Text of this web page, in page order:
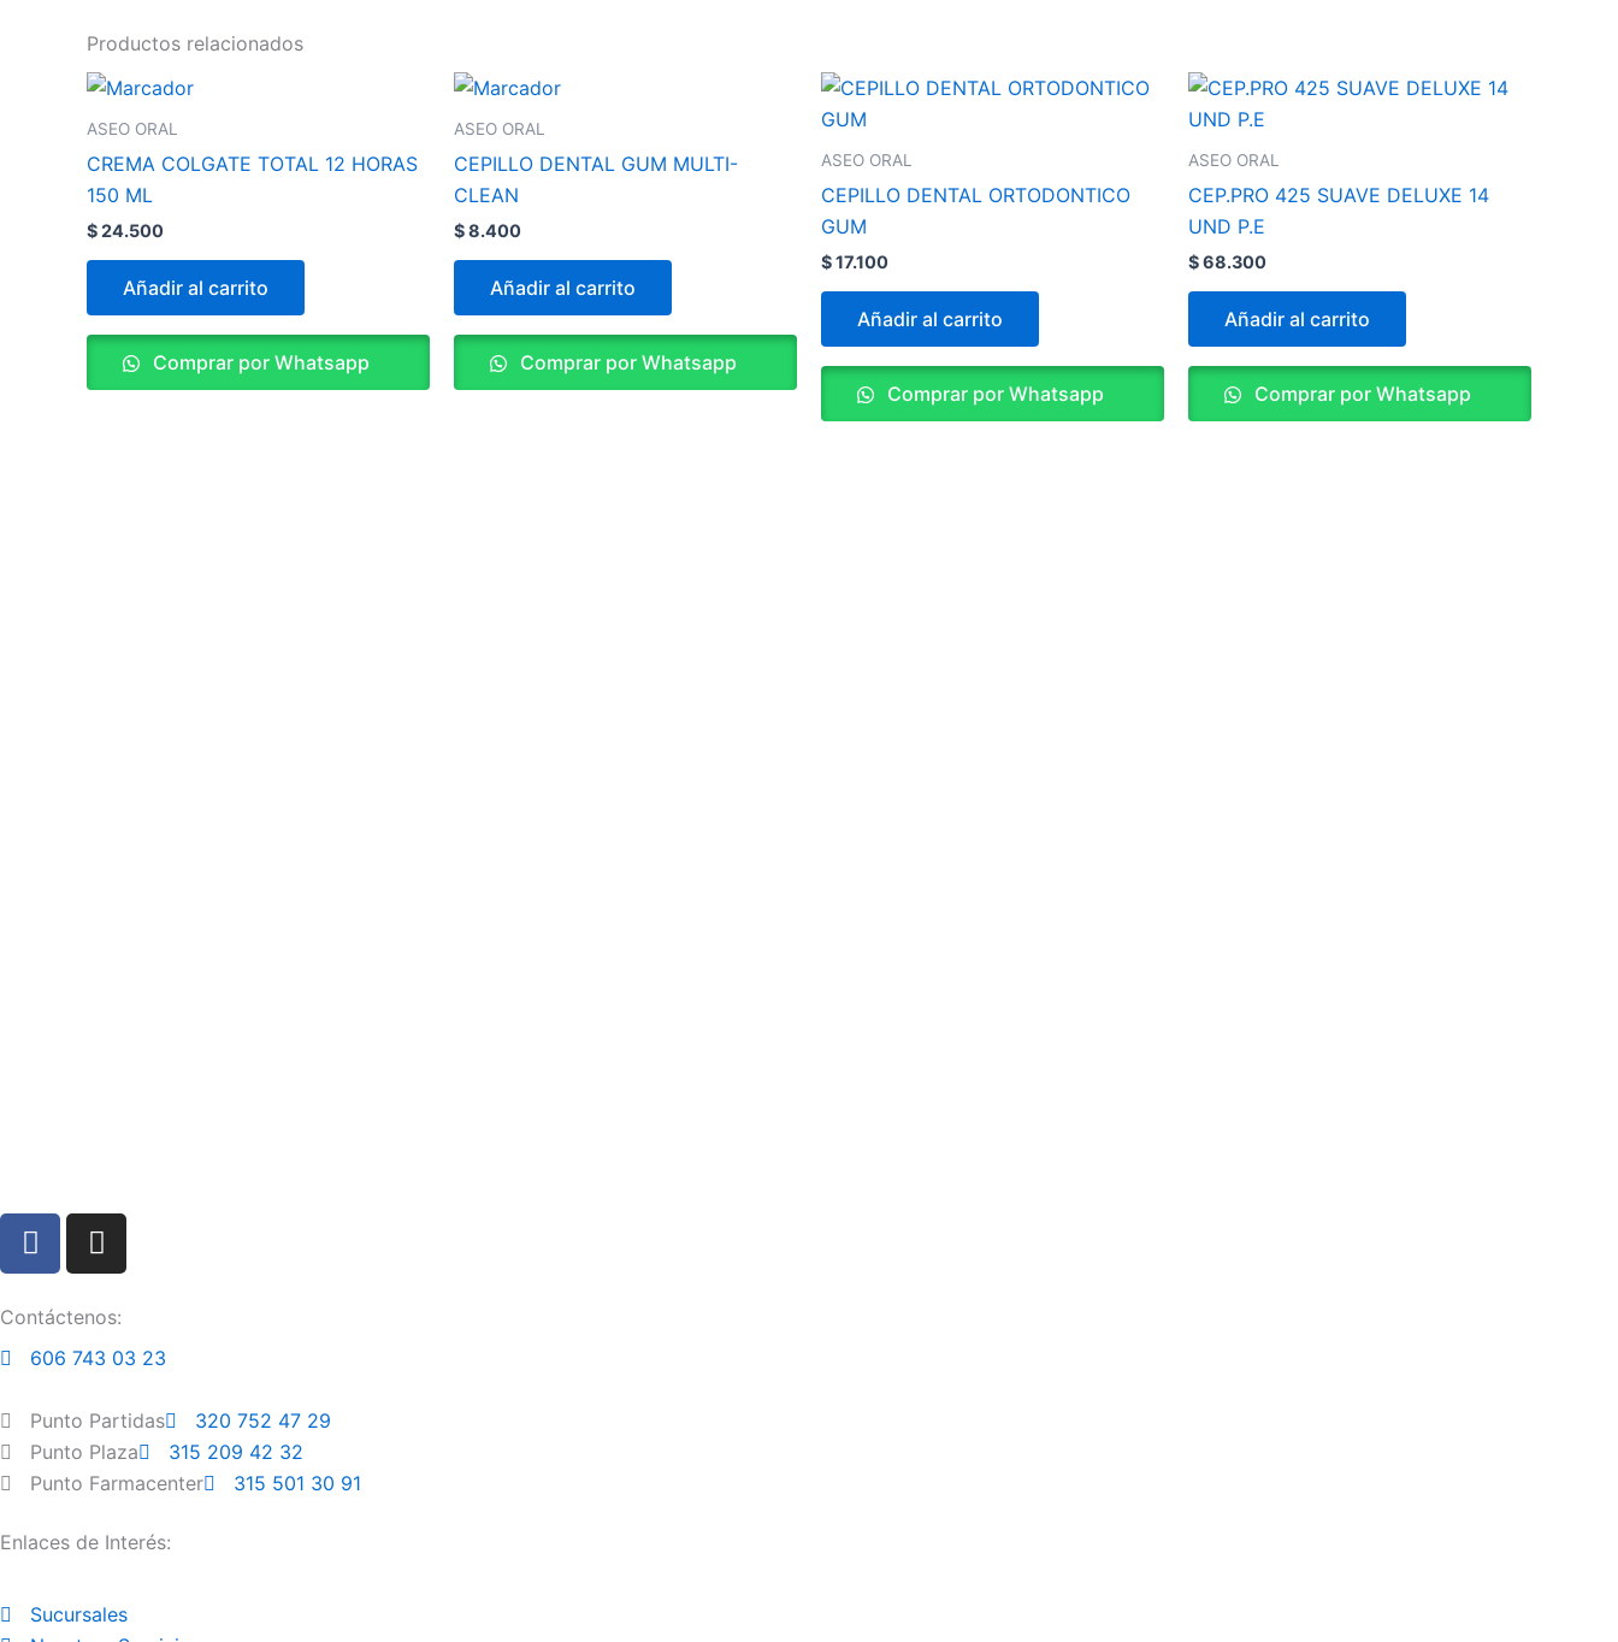
Productos relacionados
ASEO ORAL
CREMA COLGATE TOTAL 12 HORAS
150 ML
$24.500
Añadir al carrito
Comprar por Whatsapp
ASEO ORAL
CEPILLO DENTAL GUM MULTI-
CLEAN
$8.400
Añadir al carrito
Comprar por Whatsapp
ASEO ORAL
CEPILLO DENTAL ORTODONTICO
GUM
$17.100
Añadir al carrito
Comprar por Whatsapp
ASEO ORAL
CEP.PRO 425 SUAVE DELUXE 14
UND P.E
$68.300
Añadir al carrito
Comprar por Whatsapp
F
a
e
b
o
o
k
I
n
t
a
g
r
a
m
Contáctenos:
606 743 03 23
Punto Partidas
320 752 47 29
Punto Plaza
315 209 42 32
Punto Farmacenter
315 501 30 91
Enlaces de Interés:
Sucursales